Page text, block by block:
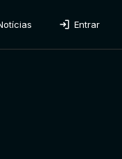
Entrar